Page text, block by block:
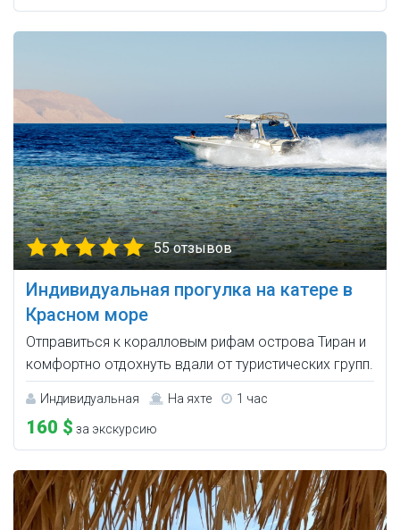
55 отзывов
Индивидуальная прогулка на катере в
Красном море
Отправиться к коралловым рифам острова Тиран и
комфортно отдохнуть вдали от туристических групп.
Индивидуальная На яхте 1 час
160 $ за экскурсию